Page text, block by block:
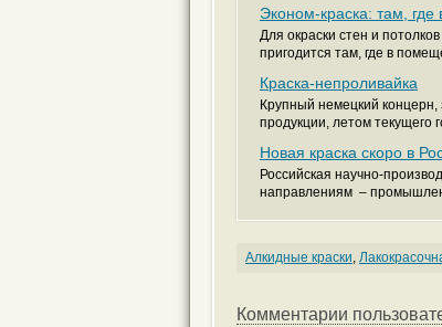
Эконом-краска: там, где
Для окраски стен и
пригодится там, где в
Краска-непроливайка
Крупный немецкий концерн,
продукции, летом текущего
Новая краска скоро в
Российская научно-
направлениям –
Алкидные краски,
Комментарии